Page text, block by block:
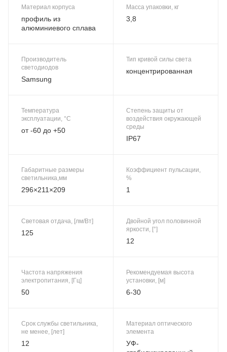
Материал корпуса
профиль из
алюминиевого сплава
Масса упаковки, кг
3,8
Производитель
светодиодов
Samsung
Тип кривой силы света
концентрированная
Температура
эксплуатации, °C
от -60 до +50
Степень защиты от
воздействия окружающей
среды
IP67
Габаритные размеры
светильника,мм
296×211×209
Коэффициент пульсации,
%
1
Световая отдача, [лм/Вт]
125
Двойной угол половинной
яркости, [°]
12
Частота напряжения
электропитания, [Гц]
50
Рекомендуемая высота
установки, [м]
6-30
Срок службы светильника,
не менее, [лет]
12
Материал оптического
элемента
УФ-